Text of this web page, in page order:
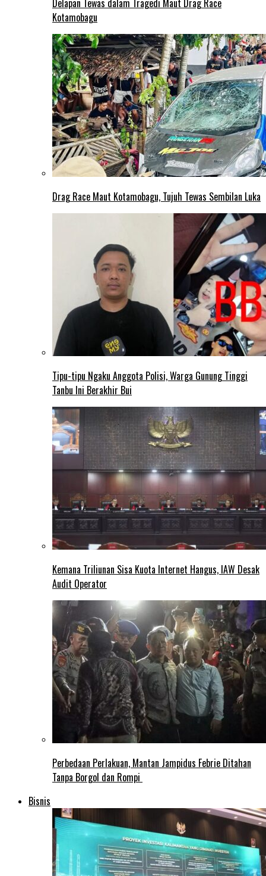
Delapan Tewas dalam Tragedi Maut Drag Race
Kotamobagu
Drag Race Maut Kotamobagu, Tujuh Tewas Sembilan Luka
Tipu-tipu Ngaku Anggota Polisi, Warga Gunung Tinggi
Tanbu Ini Berakhir Bui
Kemana Triliunan Sisa Kuota Internet Hangus, IAW Desak
Audit Operator
Perbedaan Perlakuan, Mantan Jampidus Febrie Ditahan
Tanpa Borgol dan Rompi
Bisnis